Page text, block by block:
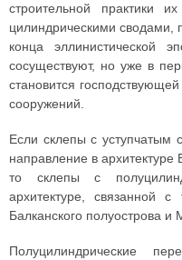
строительной практики
цилиндрическими сводами,
конца эллинистической
сосуществуют, но уже в
становится
сооружений.
Если склепы с уступчатым
направление в архитектуре
то склепы с
архитектуре, связанной с
Балканского полуострова и
Полуцилиндрические